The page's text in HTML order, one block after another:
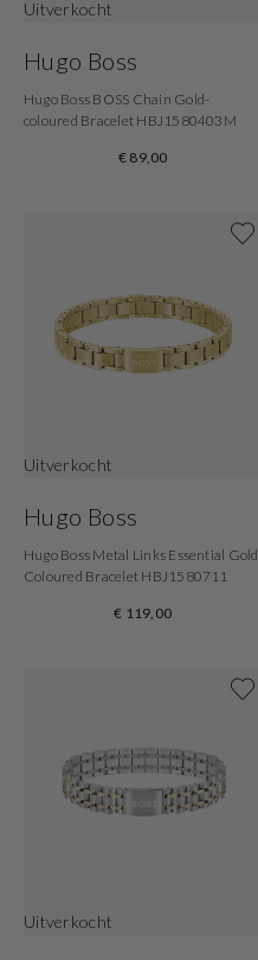
Uitverkocht
Hugo Boss
Hugo Boss BOSS Chain Gold-
coloured Bracelet HBJ1580403M
€ 89,00
Uitverkocht
Hugo Boss
Hugo Boss Metal Links Essential Gold
Coloured Bracelet HBJ1580711
€ 119,00
Uitverkocht